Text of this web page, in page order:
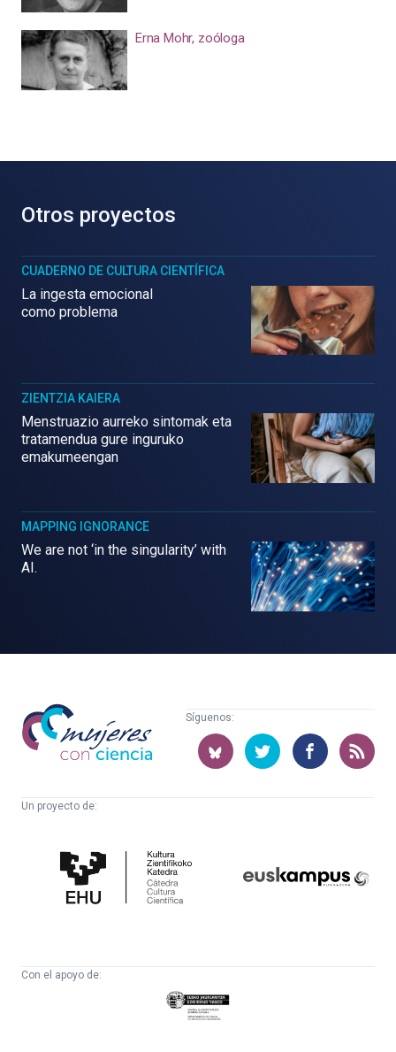
Erna Mohr, zoóloga
Otros proyectos
CUADERNO DE CULTURA CIENTÍFICA
La ingesta emocional
como problema
ZIENTZIA KAIERA
Menstruazio aurreko sintomak eta
tratamendua gure inguruko
emakumeengan
MAPPING IGNORANCE
We are not ‘in the singularity’ with
AI.
Mujeres
con
ciencia
Síguenos:
Un proyecto de:
Cultura
Científica
Con el apoyo de:
Eusko
Jaurlaritza